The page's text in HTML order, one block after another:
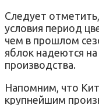
Следует
условия период
чем в прошлом
яблок надеются
производства.
Напомним, что
крупнейшим